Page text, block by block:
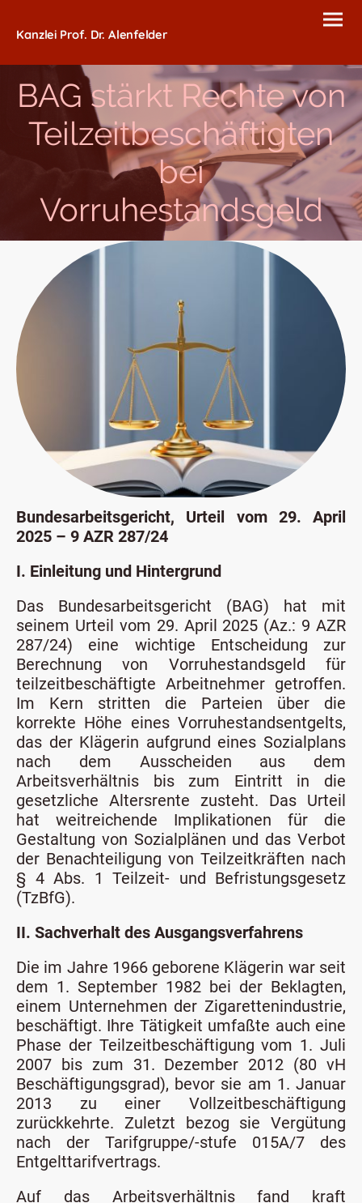
Kanzlei Prof. Dr. Alenfelder
BAG stärkt Rechte von
Teilzeitbeschäftigten
bei
Vorruhestandsgeld
Bundesarbeitsgericht, Urteil vom 29. April
2025 – 9 AZR 287/24
I. Einleitung und Hintergrund
Das Bundesarbeitsgericht (BAG) hat mit
seinem Urteil vom 29. April 2025 (Az.: 9 AZR
287/24) eine wichtige Entscheidung zur
Berechnung von Vorruhestandsgeld für
teilzeitbeschäftigte Arbeitnehmer getroffen.
Im Kern stritten die Parteien über die
korrekte Höhe eines Vorruhestandsentgelts,
das der Klägerin aufgrund eines Sozialplans
nach dem Ausscheiden aus dem
Arbeitsverhältnis bis zum Eintritt in die
gesetzliche Altersrente zusteht. Das Urteil
hat weitreichende Implikationen für die
Gestaltung von Sozialplänen und das Verbot
der Benachteiligung von Teilzeitkräften nach
§ 4 Abs. 1 Teilzeit- und Befristungsgesetz
(TzBfG).
II. Sachverhalt des Ausgangsverfahrens
Die im Jahre 1966 geborene Klägerin war seit
dem 1. September 1982 bei der Beklagten,
einem Unternehmen der Zigarettenindustrie,
beschäftigt. Ihre Tätigkeit umfaßte auch eine
Phase der Teilzeitbeschäftigung vom 1. Juli
2007 bis zum 31. Dezember 2012 (80 vH
Beschäftigungsgrad), bevor sie am 1. Januar
2013 zu einer Vollzeitbeschäftigung
zurückkehrte. Zuletzt bezog sie Vergütung
nach der Tarifgruppe/-stufe 015A/7 des
Entgelttarifvertrags.
Auf das Arbeitsverhältnis fand kraft